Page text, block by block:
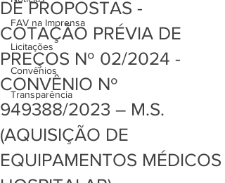
FAV na Imprensa
Licitações
Convênios
Transparência
DE PROPOSTAS -
COTAÇÃO PRÉVIA DE
PREÇOS Nº 02/2024 -
CONVÊNIO Nº
949388/2023 – M.S.
(AQUISIÇÃO DE
EQUIPAMENTOS MÉDICOS